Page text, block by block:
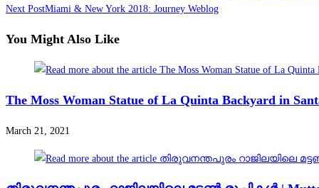
Read
articles
Next PostMiami & New York 2018: Journey Weblog
You Might Also Like
The Moss Woman Statue of La Quinta Backyard in
March 21, 2021